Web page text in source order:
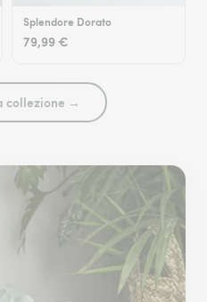
Splendore Dorato
79,99 €
collezione →